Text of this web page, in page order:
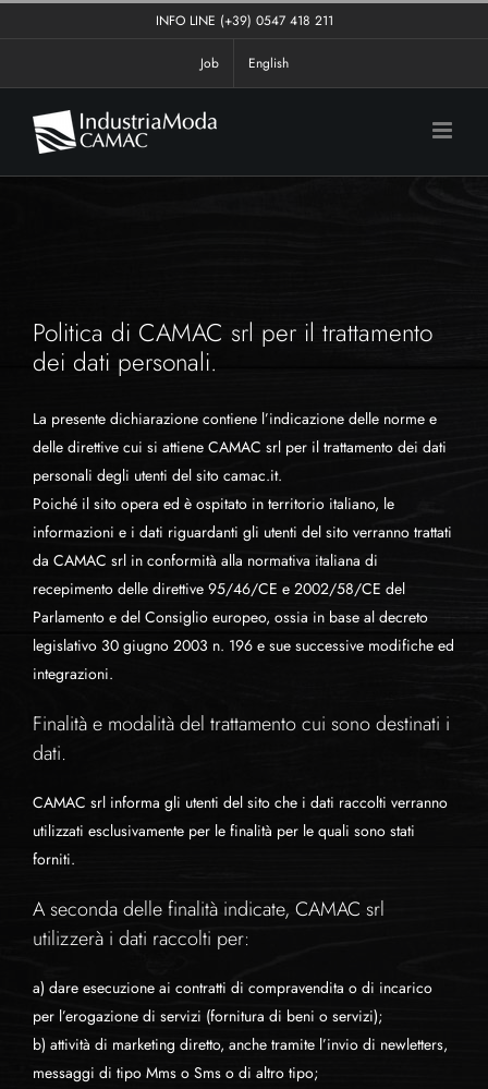
INFO LINE (+39) 0547 418 211
Job English
Politica di CAMAC srl per il trattamento
dei dati personali.
La presente dichiarazione contiene l’indicazione delle norme e
delle direttive cui si attiene CAMAC srl per il trattamento dei dati
personali degli utenti del sito camac.it.
Poiché il sito opera ed è ospitato in territorio italiano, le
informazioni e i dati riguardanti gli utenti del sito verranno trattati
da CAMAC srl in conformità alla normativa italiana di
recepimento delle direttive 95/46/CE e 2002/58/CE del
Parlamento e del Consiglio europeo, ossia in base al decreto
legislativo 30 giugno 2003 n. 196 e sue successive modifiche ed
integrazioni.
Finalità e modalità del trattamento cui sono destinati i
dati.
CAMAC srl informa gli utenti del sito che i dati raccolti verranno
utilizzati esclusivamente per le finalità per le quali sono stati
forniti.
A seconda delle finalità indicate, CAMAC srl
utilizzerà i dati raccolti per:
a) dare esecuzione ai contratti di compravendita o di incarico
per l’erogazione di servizi (fornitura di beni o servizi);
b) attività di marketing diretto, anche tramite l’invio di newletters,
messaggi di tipo Mms o Sms o di altro tipo;